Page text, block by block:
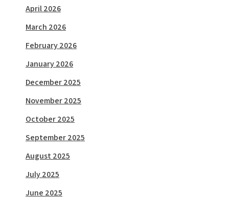
April 2026
March 2026
February 2026
January 2026
December 2025
November 2025
October 2025
September 2025
August 2025
July 2025
June 2025